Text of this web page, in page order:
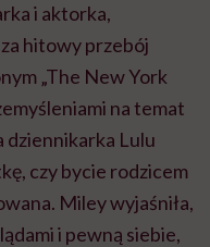
i aktorka,
hitowy przebój
„The New York
na temat
dziennikarka Lulu
czy bycie rodzicem
Miley wyjaśniła,
i pewną siebie,